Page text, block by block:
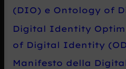
r
(DIO) e Ontology of
Digital Identity
of Digital Identity
Manifesto della